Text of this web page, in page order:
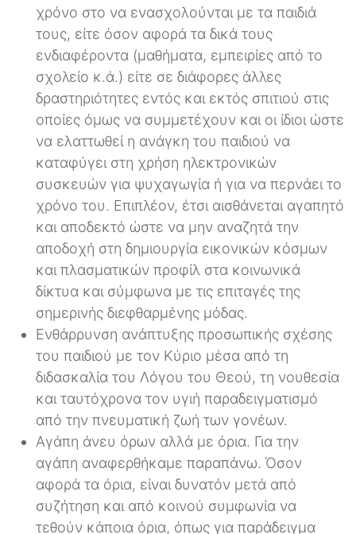
χρόνο στο να ενασχολούνται με τα παιδιά
τους, είτε όσον αφορά τα δικά τους
ενδιαφέροντα (μαθήματα, εμπειρίες από το
σχολείο κ.ά.) είτε σε διάφορες άλλες
δραστηριότητες εντός και εκτός σπιτιού στις
οποίες όμως να συμμετέχουν και οι ίδιοι ώστε
να ελαττωθεί η ανάγκη του παιδιού να
καταφύγει στη χρήση ηλεκτρονικών
συσκευών για ψυχαγωγία ή για να περνάει το
χρόνο του. Επιπλέον, έτσι αισθάνεται αγαπητό
και αποδεκτό ώστε να μην αναζητά την
αποδοχή στη δημιουργία εικονικών κόσμων
και πλασματικών προφίλ στα κοινωνικά
δίκτυα και σύμφωνα με τις επιταγές της
σημερινής διεφθαρμένης μόδας.
Ενθάρρυνση ανάπτυξης προσωπικής σχέσης
του παιδιού με τον Κύριο μέσα από τη
διδασκαλία του Λόγου του Θεού, τη νουθεσία
και ταυτόχρονα τον υγιή παραδειγματισμό
από την πνευματική ζωή των γονέων.
Αγάπη άνευ όρων αλλά με όρια. Για την
αγάπη αναφερθήκαμε παραπάνω. Όσον
αφορά τα όρια, είναι δυνατόν μετά από
συζήτηση και από κοινού συμφωνία να
τεθούν κάποια όρια, όπως για παράδειγμα